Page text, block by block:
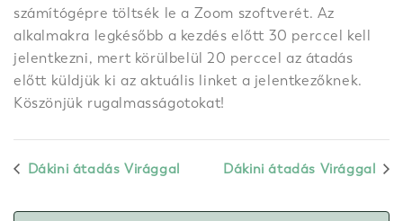
számítógépre töltsék le a Zoom szoftverét. Az
alkalmakra legkésőbb a kezdés előtt 30 perccel kell
jelentkezni, mert körülbelül 20 perccel az átadás
előtt küldjük ki az aktuális linket a jelentkezőknek.
Köszönjük rugalmasságotokat!
Dákini átadás Virággal Dákini átadás Virággal